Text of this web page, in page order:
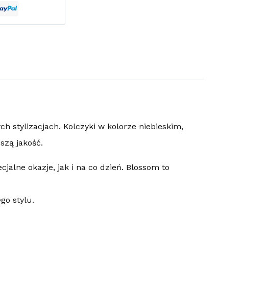
stylizacjach. Kolczyki w kolorze niebieskim,
jakość.
okazje, jak i na co dzień. Blossom to
stylu.